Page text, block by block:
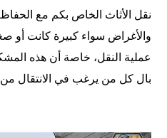
نقل الأثاث الخاص بكم مع
والأغراض سواء كبيرة كانت أو
عملية النقل، خاصة أن هذه
بال كل من يرغب في الانتقال